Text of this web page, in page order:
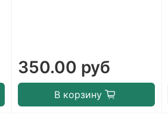
350.00 руб
В корзину